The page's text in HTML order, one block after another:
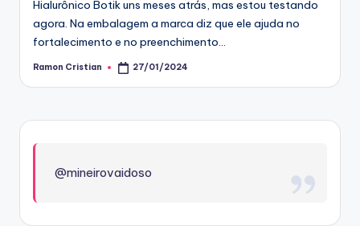
Hialurônico Botik uns meses atrás, mas estou testando
agora. Na embalagem a marca diz que ele ajuda no
fortalecimento e no preenchimento…
Posted
Ramon Cristian 27/01/2024
@mineirovaidoso